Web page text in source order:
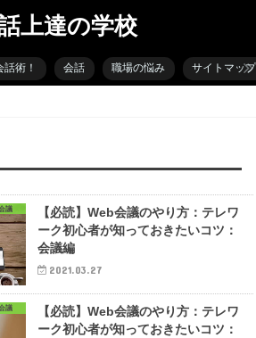
上達の学校
話術！ 会話 職場の悩み サイトマップ
議
【必読】Web会議のやり方：テレワ
ーク初心者が知っておきたいコツ：
会議編
2021.03.27
議
【必読】Web会議のやり方：テレワ
ーク初心者が知っておきたいコツ：